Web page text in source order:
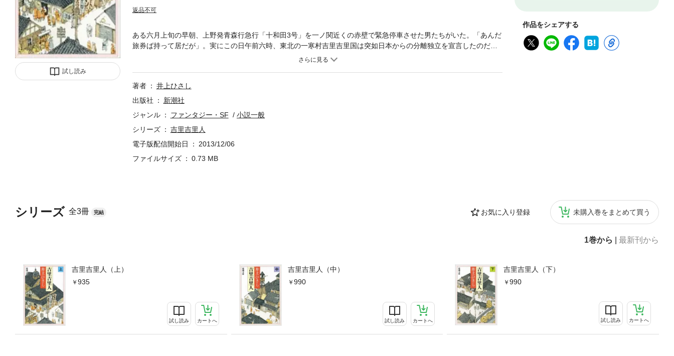
試し読み
返品不可
作品をシェアする
シリーズ 全3冊 完結 お気に入り登録 未購入巻をまとめて買う
1巻から 最新刊から
吉里吉里人（上）
935
試し読み カートへ
吉里吉里人（中）
990
試し読み カートへ
吉里吉里人（下）
990
試し読み カートへ
ある六月上旬の早朝、上野発青森行急行「十和田3号」を一ノ関近くの赤壁で緊急停車させた男たちがいた。「あんだ
旅券ば持って居だが」。実にこの日午前六時、東北の一寒村吉里吉里国は突如日本からの分離独立を宣言したのだっ
た。政治に、経済に、農業に医学に言語に……大国日本のかかえる問題を鮮やかに撃つおかしくも感動的な新国家。
著者
井上ひさし
出版社
新潮社
ジャンル
ファンタジー・SF
小説一般
シリーズ
吉里吉里人
電子版配信開始日
2013/12/06
ファイルサイズ
0.73 MB